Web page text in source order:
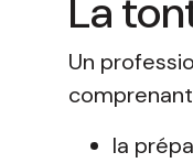
La
Un
la